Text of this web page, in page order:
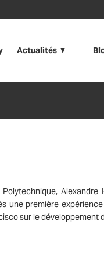
Actualités
une première
sur le développement